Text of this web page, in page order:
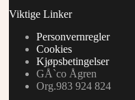
Viktige Linker
Personvernregler
Cookies
Kjøpsbetingelser
GÅ`co Ågren
Org.983 924 824